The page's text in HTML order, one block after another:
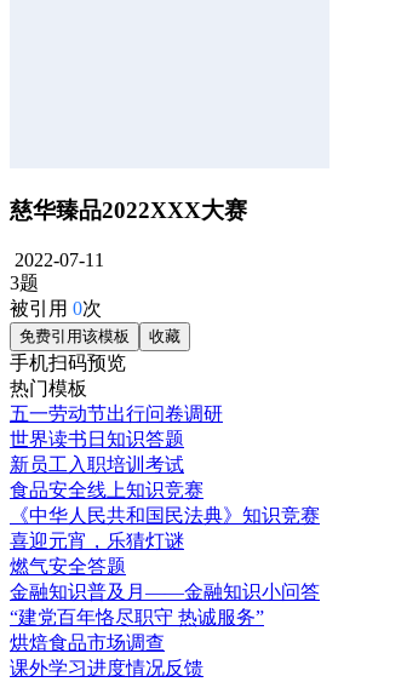
慈华臻品2022XXX大赛
2022-07-11
3题
被引用 0次
免费引用该模板 收藏
手机扫码预览
热门模板
五一劳动节出行问卷调研
世界读书日知识答题
新员工入职培训考试
食品安全线上知识竞赛
《中华人民共和国民法典》知识竞赛
喜迎元宵，乐猜灯谜
燃气安全答题
金融知识普及月——金融知识小问答
“建党百年恪尽职守 热诚服务”
烘焙食品市场调查
课外学习进度情况反馈